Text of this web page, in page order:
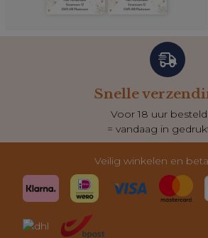
Snelle
Voor 18 uur besteld
= vandaag in
Veilig winkelen en